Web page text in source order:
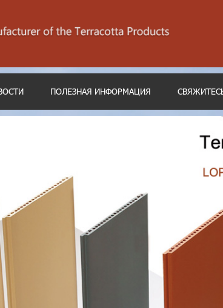
ПОЛЕЗНАЯ ИНФОРМАЦИЯ